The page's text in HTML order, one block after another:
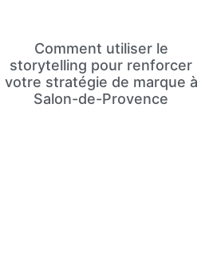
Comment utiliser le
storytelling pour renforcer
votre stratégie de marque à
Salon-de-Provence